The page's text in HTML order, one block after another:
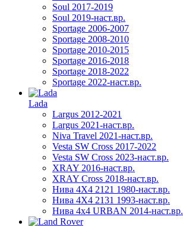
Soul 2017-2019
Soul 2019-наст.вр.
Sportage 2006-2007
Sportage 2008-2010
Sportage 2010-2015
Sportage 2016-2018
Sportage 2018-2022
Sportage 2022-наст.вр.
Lada
Largus 2012-2021
Largus 2021-наст.вр.
Niva Travel 2021-наст.вр.
Vesta SW Cross 2017-2022
Vesta SW Cross 2023-наст.вр.
XRAY 2016-наст.вр.
XRAY Cross 2018-наст.вр.
Нива 4X4 2121 1980-наст.вр.
Нива 4X4 2131 1993-наст.вр.
Нива 4х4 URBAN 2014-наст.вр.